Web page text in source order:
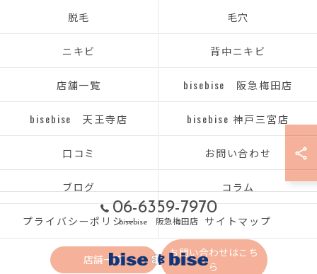
06-6359-7970
bisebise 阪急梅田店
店舗一覧
お問い合わせはこち
ら
脱毛 毛穴
ニキビ 背中ニキビ
店舗一覧 bisebise 阪急梅田店
bisebise 天王寺店 bisebise 神戸三宮店
口コミ お問い合わせ
ブログ コラム
プライバシーポリシー サイトマップ